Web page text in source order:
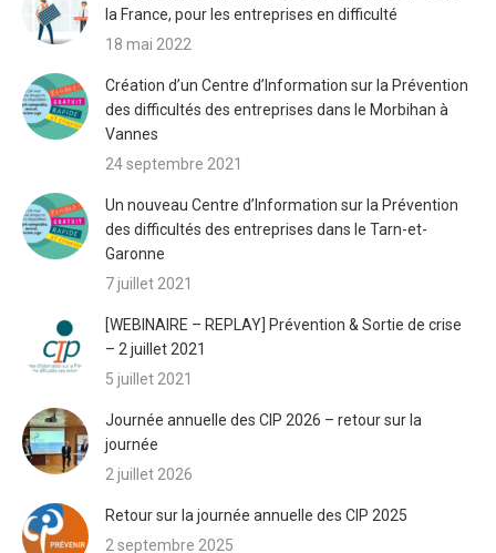
la France, pour les entreprises en difficulté
18 mai 2022
Création d’un Centre d’Information sur la Prévention
des difficultés des entreprises dans le Morbihan à
Vannes
24 septembre 2021
Un nouveau Centre d’Information sur la Prévention
des difficultés des entreprises dans le Tarn-et-
Garonne
7 juillet 2021
[WEBINAIRE – REPLAY] Prévention & Sortie de crise
– 2 juillet 2021
5 juillet 2021
Journée annuelle des CIP 2026 – retour sur la
journée
2 juillet 2026
Retour sur la journée annuelle des CIP 2025
2 septembre 2025